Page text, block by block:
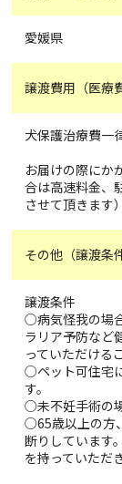
愛媛県
譲渡費用（医療
犬保護治療費一
お届けの際にか
合は高速料金、
させて頂きます
その他（譲渡条
譲渡条件
○病気怪我の場
ラリア予防など
っていただける
○ペット可住宅
す。
○未不妊手術の
○65歳以上の方
断りしています
を持っていただ